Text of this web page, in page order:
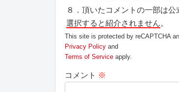
８．頂いたコメントの一部は
選択すると紹介されません。
This site is protected by reCAPTCHA
Privacy Policy and
Terms of Service apply.
コメント ※